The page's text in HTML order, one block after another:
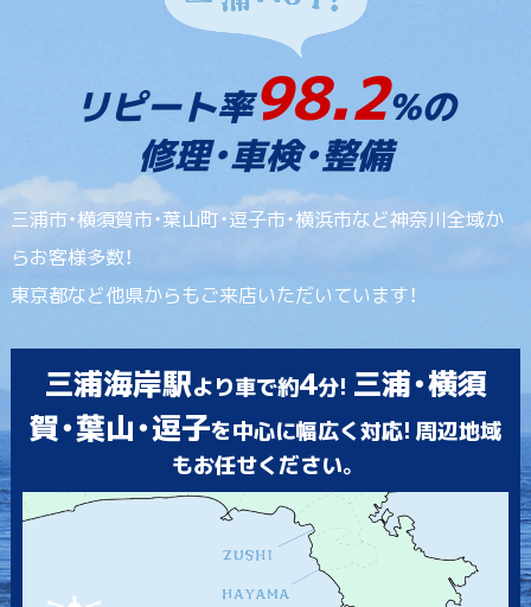
リピート率98.2%の
修理・車検・整備
三浦市・横須賀市・葉山町・逗子市・横浜市など神奈川全域か
らお客様多数！
東京都など他県からもご来店いただいています！
三浦海岸駅より車で約4分! 三浦・横須
賀・葉山・逗子を中心に幅広く対応! 周辺地域
もお任せください。